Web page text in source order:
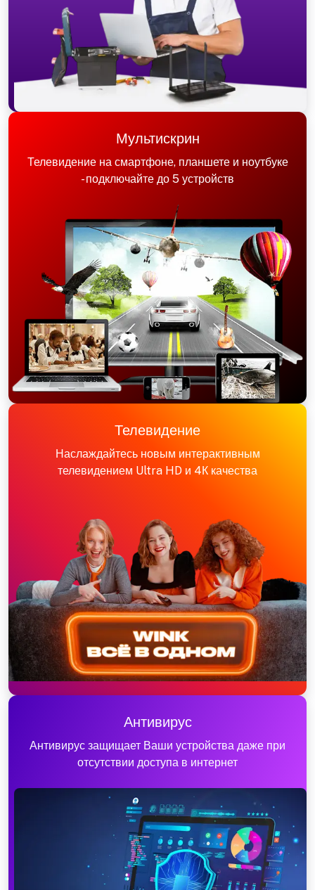
Мультискрин
Телевидение на смартфоне, планшете и ноутбуке
- подключайте до 5 устройств
Телевидение
Наслаждайтесь новым интерактивным
телевидением Ultra HD и 4К качества
Антивирус
Антивирус защищает Ваши устройства даже при
отсутствии доступа в интернет